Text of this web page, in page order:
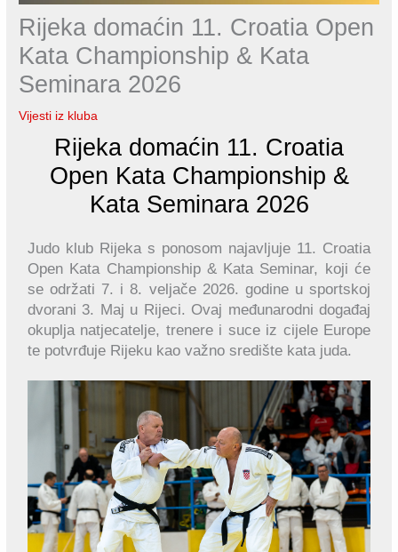
Rijeka domaćin 11. Croatia Open
Kata Championship & Kata
Seminara 2026
Vijesti iz kluba
Rijeka domaćin 11. Croatia
Open Kata Championship &
Kata Seminara 2026
Judo klub Rijeka s ponosom najavljuje 11. Croatia
Open Kata Championship & Kata Seminar, koji će
se održati 7. i 8. veljače 2026. godine u sportskoj
dvorani 3. Maj u Rijeci. Ovaj međunarodni događaj
okuplja natjecatelje, trenere i suce iz cijele Europe
te potvrđuje Rijeku kao važno središte kata juda.